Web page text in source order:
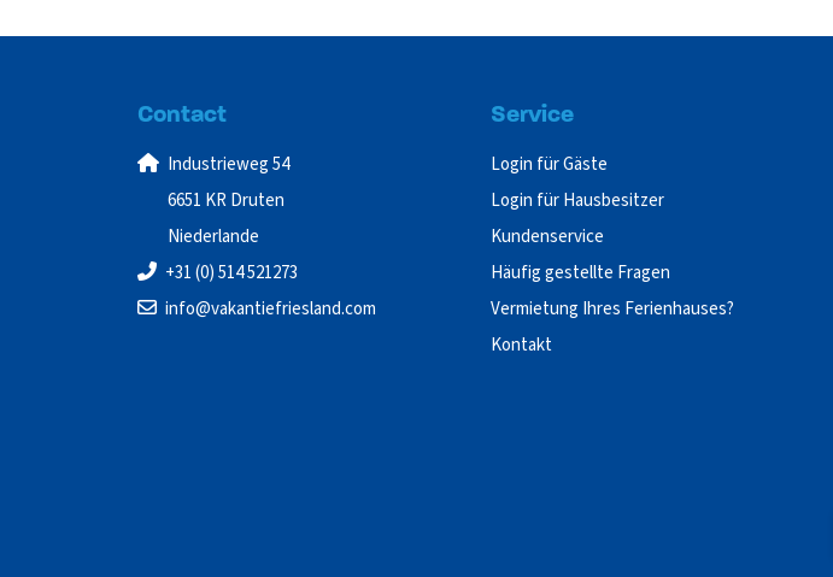
Contact
Industrieweg 54
6651 KR Druten
Niederlande
+31 (0) 514 521273
info@vakantiefriesland.com
Service
Login für Gäste
Login für Hausbesitzer
Kundenservice
Häufig gestellte Fragen
Vermietung Ihres Ferienhauses?
Kontakt